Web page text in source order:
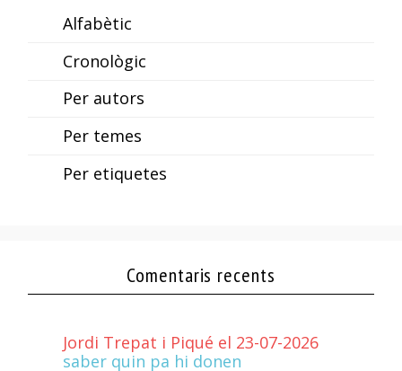
Alfabètic
Cronològic
Per autors
Per temes
Per etiquetes
Comentaris recents
Jordi Trepat i Piqué el 23-07-2026
saber quin pa hi donen